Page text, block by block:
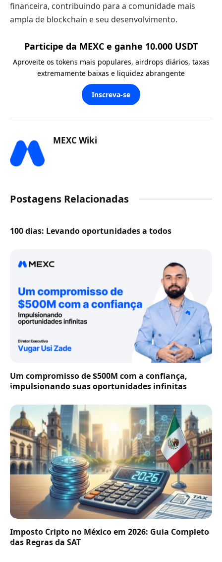
financeira, contribuindo para a comunidade mais
ampla de blockchain e seu desenvolvimento.
Participe da MEXC e ganhe 10.000 USDT
Aproveite os tokens mais populares, airdrops diários, taxas
extremamente baixas e liquidez abrangente
Inscreva-se
MEXC Wiki
Postagens Relacionadas
100 dias: Levando oportunidades a todos
Um compromisso de $500M com a confiança,
impulsionando suas oportunidades infinitas
Imposto Cripto no México em 2026: Guia Completo
das Regras da SAT